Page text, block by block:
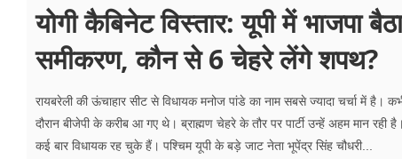
वेब स्टोरीज
उत्तर प्रदेश
वीडियो
योगी कैबिनेट विस्तार: यूपी में भाजपा
समीकरण, कौन से 6 चेहरे लेंगे शपथ?
रायबरेली की ऊंचाहार सीट से विधायक मनोज पांडे का नाम सबसे ज्यादा चर्चा में है।
दौरान बीजेपी के करीब आ गए थे। ब्राह्मण चेहरे के तौर पर पार्टी उन्हें अहम मान
कई बार विधायक रह चुके हैं। पश्चिम यूपी के बड़े जाट नेता भूपेंद्र सिंह चौधरी...